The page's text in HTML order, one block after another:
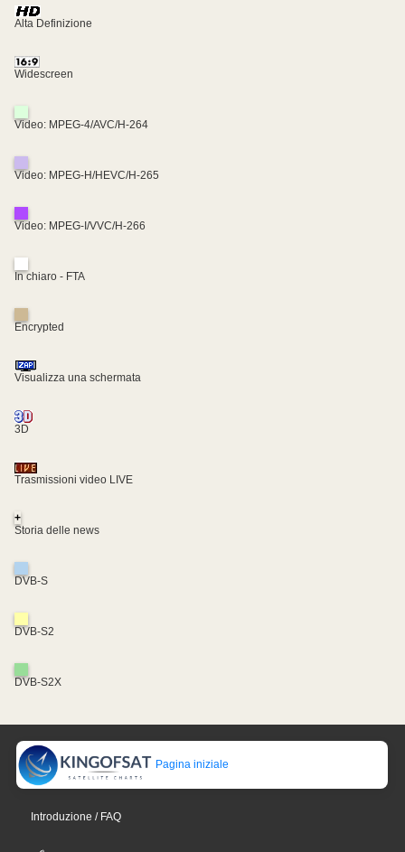
Alta Definizione
Widescreen
Video: MPEG-4/AVC/H-264
Video: MPEG-H/HEVC/H-265
Video: MPEG-I/VVC/H-266
In chiaro - FTA
Encrypted
Visualizza una schermata
3D
Trasmissioni video LIVE
+
Storia delle news
DVB-S
DVB-S2
DVB-S2X
Pagina iniziale
Introduzione / FAQ